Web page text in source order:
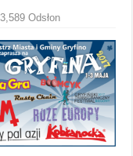
3,589 Odsłon